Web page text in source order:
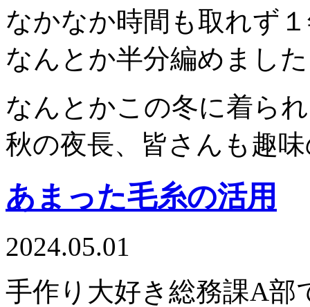
なかなか時間も取れず
なんとか半分編めまし
なんとかこの冬に着ら
秋の夜長、皆さんも趣
あまった毛糸の活用
2024.05.01
手作り大好き総務課A部